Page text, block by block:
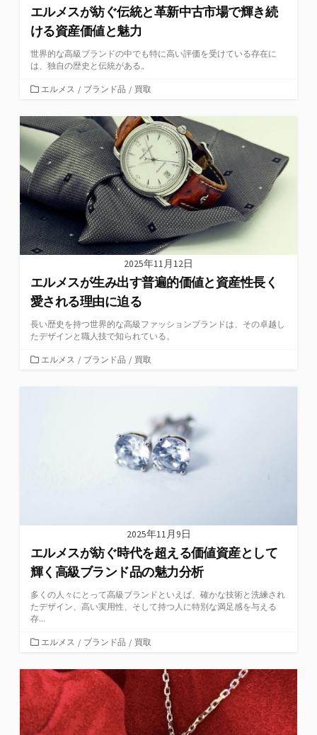
エルメスが紡ぐ伝統と革新中古市場で輝き続
ける資産価値と魅力
世界的な高級ブランドの中でも特に高い評価を受けている存在に
は、独自の歴史と伝統がある。
カ
ゴ
リ
ー
エルメス / ブランド品 / 買取
2025年11月12日
エルメスが生み出す普遍的価値と資産性長く
愛される理由に迫る
長い歴史を持つ世界的な高級ファッションブランドは、その卓越し
たデザインと職人技で知られている。
カエルメス / ブランド品 / 買取
2025年11月9日
エルメスが紡ぐ時代を超える価値資産として
輝く高級ブランド品の魅力分析
多くの人々にとって高級ブランドといえば、確かな技術と洗練され
たデザイン、高い実用性、そして持つ人に特別な満足感を与える
存...
カ
ゴ
リ
ー
エルメス / ブランド品 / 買取